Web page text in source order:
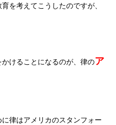
を考えてこうしたのですが、
けることになるのが、律のア
律はアメリカのスタンフォー